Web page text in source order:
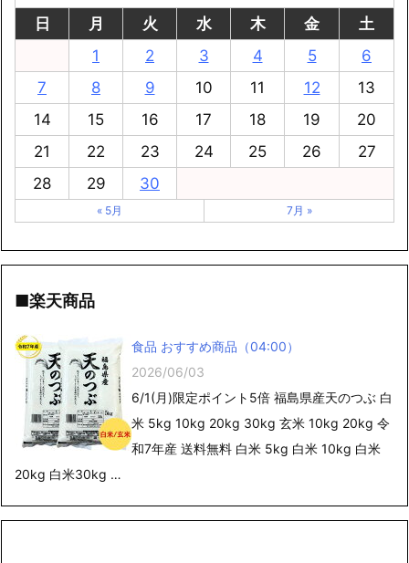
1
2 3 4 5
6
7
8 9 10 11 12
13
14
15 16 17 18 19
20
21
22 23 24 25 26
27
28
29 30
« 5月 7月 »
■楽天商品
6/1(月)限定ポイント5倍 福島県産天のつぶ 白
米 5kg 10kg 20kg 30kg 玄米 10kg 20kg 令
和7年産 送料無料 白米 5kg 白米 10kg 白米
20kg 白米30kg …